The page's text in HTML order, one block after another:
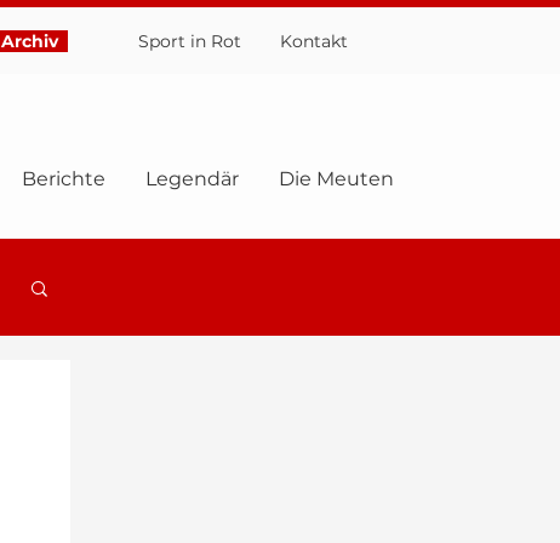
Archiv Sport in Rot Kontakt
Berichte Legendär Die Meuten